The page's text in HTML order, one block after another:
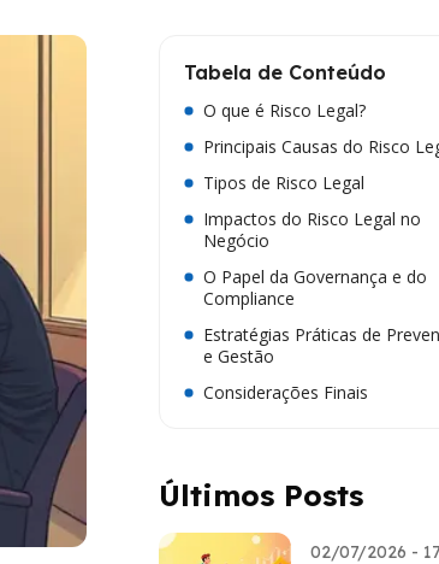
Tabela de Conteúdo
O que é Risco Legal?
Principais Causas do Risco
Tipos de Risco Legal
Impactos do Risco Legal no
Negócio
O Papel da Governança e do
Compliance
Estratégias Práticas de
e Gestão
Considerações Finais
Últimos Posts
02/07/2026 -